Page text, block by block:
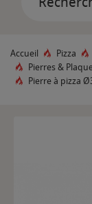
Accueil Pizza
Pierres &
Pierre à pizza